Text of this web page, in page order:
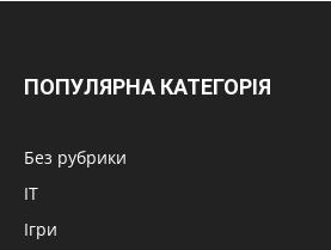
ПОПУЛЯРНА КАТЕГОРІЯ
Без рубрики
IT
Ігри